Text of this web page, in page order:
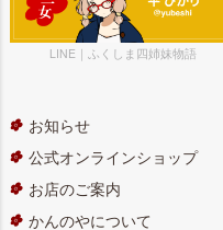
LINE｜ふくしま四姉妹物語
お知らせ
公式オンラインショップ
お店のご案内
かんのやについて